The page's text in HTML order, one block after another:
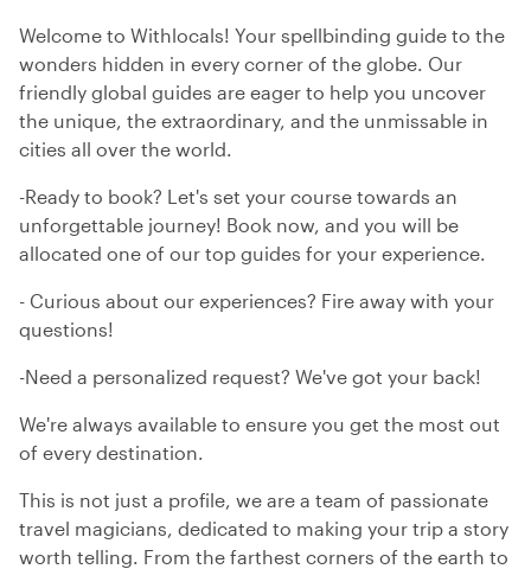
Welcome to Withlocals! Your spellbinding guide to the
wonders hidden in every corner of the globe. Our
friendly global guides are eager to help you uncover
the unique, the extraordinary, and the unmissable in
cities all over the world.
-Ready to book? Let's set your course towards an
unforgettable journey! Book now, and you will be
allocated one of our top guides for your experience.
- Curious about our experiences? Fire away with your
questions!
-Need a personalized request? We've got your back!
We're always available to ensure you get the most out
of every destination.
This is not just a profile, we are a team of passionate
travel magicians, dedicated to making your trip a story
worth telling. From the farthest corners of the earth to